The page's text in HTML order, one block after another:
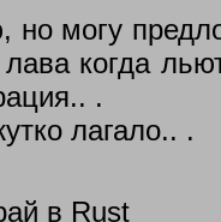
но могу
когда
.
лагало.. .
в Rust